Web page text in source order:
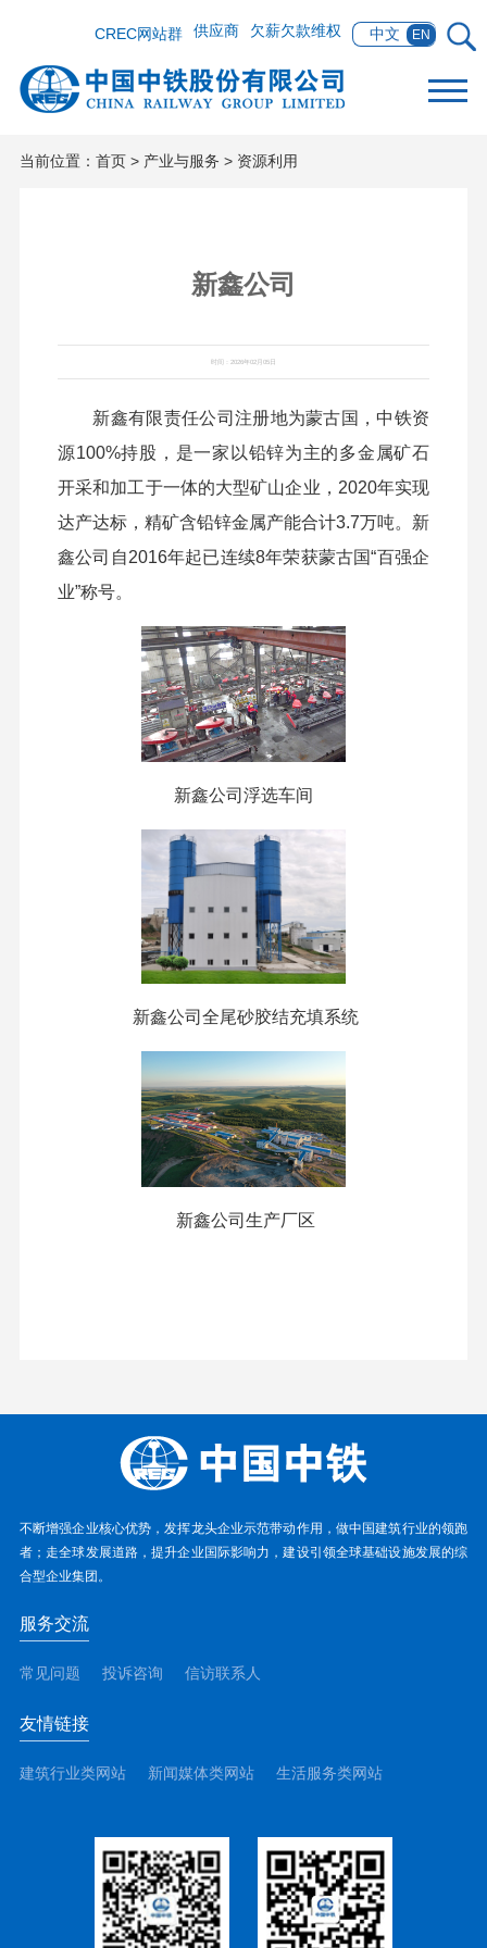
中文 EN
欠薪欠款维权
供应商
CREC网站群
当前位置： 首页> 产业与服务 > 资源利用
新鑫公司
时间：2026年02月05日
新鑫有限责任公司 注册地为蒙古国，中铁资
源100%持股，是一家以铅锌为主的多金属矿石
开采和加工于一体的大型矿山企业 ， 2020年实现
达产达标， 精矿含铅锌金属产能合计3.7万吨。 新
鑫公司自2016年起已连续8年荣获蒙古国“百强企
业”称号。
新鑫公司浮选车间
新鑫公司全尾砂胶结充填系统
新鑫公司生产厂区
不断增强企业核心优势，发挥龙头企业示范带动作用，做中国建筑行业的领跑
者；走全球发展道路，提升企业国际影响力，建设引领全球基础设施发展的综
合型企业集团。
服务交流
常见问题 投诉咨询 信访联系人
友情链接
建筑行业类网站 新闻媒体类网站 生活服务类网站